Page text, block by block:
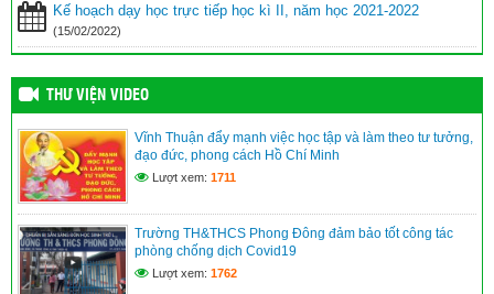
Kế hoạch dạy học trực tiếp học kì II, năm học 2021-2022
(15/02/2022)
THƯ VIỆN VIDEO
Vĩnh Thuận đẩy mạnh việc học tập và làm theo tư tưởng,
đạo đức, phong cách Hồ Chí Minh
Lượt xem: 1711
Trường TH&THCS Phong Đông đảm bảo tốt công tác
phòng chống dịch Covid19
Lượt xem: 1762